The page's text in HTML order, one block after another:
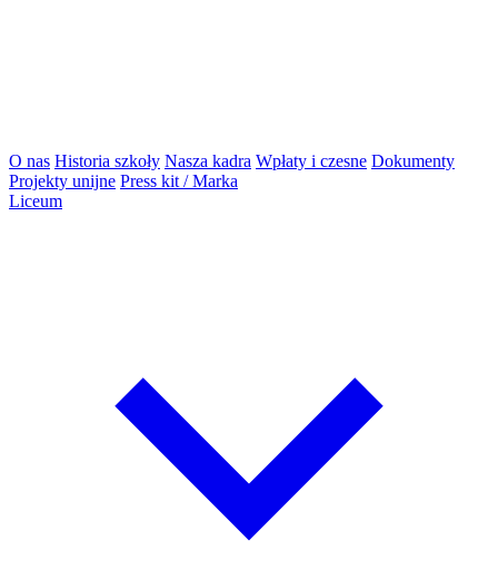
O nas Historia szkoły Nasza kadra Wpłaty i czesne Dokumenty
Projekty unijne Press kit / Marka
Liceum